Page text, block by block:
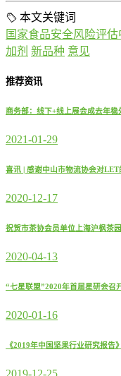
本文关键词
国家食品安全风险评估
加剂 新品种 意见
推荐资讯
商务部：线下+线上展会成去年稳
2021-01-29
喜讯 | 感谢中山市物流协会对LET
2020-12-17
祝贺市茶协会员单位上海沪枫茶
2020-04-13
“七星联盟”2020年首届星研会召
2020-01-16
《2019年中国坚果行业研究报告